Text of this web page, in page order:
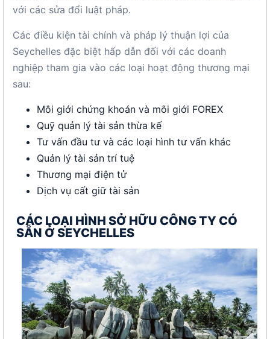
với các sửa đổi luật pháp.
Các điều kiện tài chính và pháp lý thuận lợi của
Seychelles đặc biệt hấp dẫn đối với các doanh
nghiệp tham gia vào các loại hoạt động thương mại
sau:
Môi giới chứng khoán và môi giới FOREX
Quỹ quản lý tài sản thừa kế
Tư vấn đầu tư và các loại hình tư vấn khác
Quản lý tài sản trí tuệ
Thương mại điện tử
Dịch vụ cất giữ tài sản
CÁC LOẠI HÌNH SỞ HỮU CÔNG TY CÓ
SẴN Ở SEYCHELLES